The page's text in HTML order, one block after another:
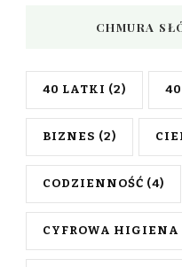
CHMURA
40 LATKI (2)
BIZNES (2)
CODZIENNOŚĆ (4)
CYFROWA HIGIENA